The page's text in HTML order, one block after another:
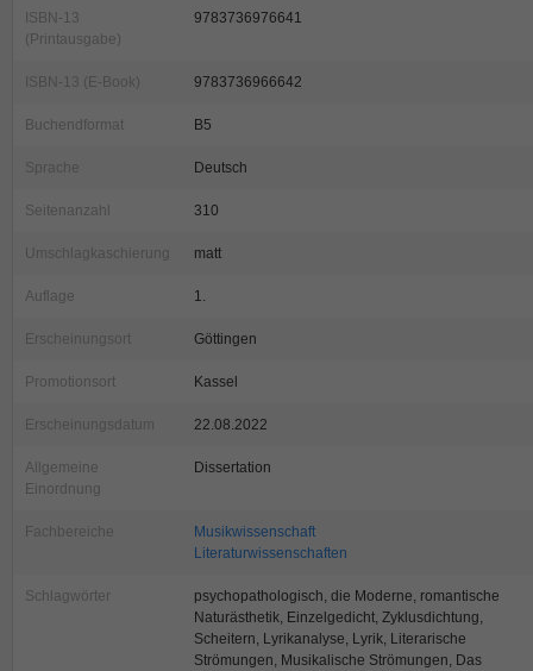
ISBN-13
(Printausgabe)
9783736976641
ISBN-13 (E-Book) 9783736966642
Buchendformat B5
Sprache Deutsch
Seitenanzahl 310
Umschlagkaschierung matt
Auflage 1.
Erscheinungsort Göttingen
Promotionsort Kassel
Erscheinungsdatum 22.08.2022
Allgemeine
Einordnung
Dissertation
Fachbereiche
Musikwissenschaft
Literaturwissenschaften
Schlagwörter
psychopathologisch, die Moderne, romantische
Naturästhetik, Einzelgedicht, Zyklusdichtung,
Scheitern, Lyrikanalyse, Lyrik, Literarische
Strömungen, Musikalische Strömungen, Das